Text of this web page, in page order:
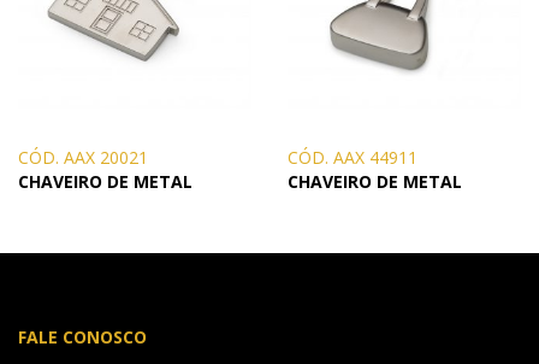
CÓD. AAX 20021
CHAVEIRO DE METAL
CÓD. AAX 44911
CHAVEIRO DE METAL
FALE CONOSCO